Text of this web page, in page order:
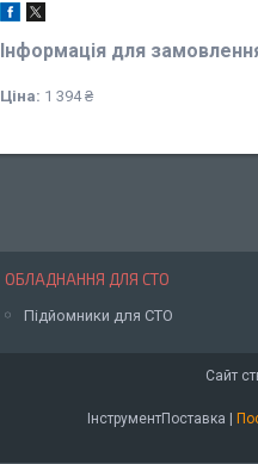
Інформація для
Ціна: 1 394 ₴
ОБЛАДНАННЯ ДЛЯ СТО
Підйомники для СТО
Сайт
ІнструментПоставка |